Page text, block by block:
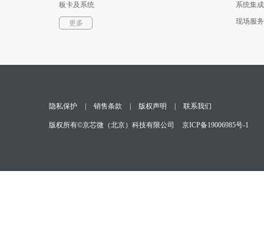
板卡及系统
软件更多
系统集成
现场服务
隐私保护 销售条款 版权声明 联系我们
版权所有©京芯微（北京）科技有限公司 京ICP备19006985号-1